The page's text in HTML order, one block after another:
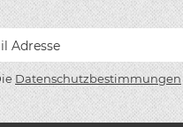
Datenschutzbestimmungen